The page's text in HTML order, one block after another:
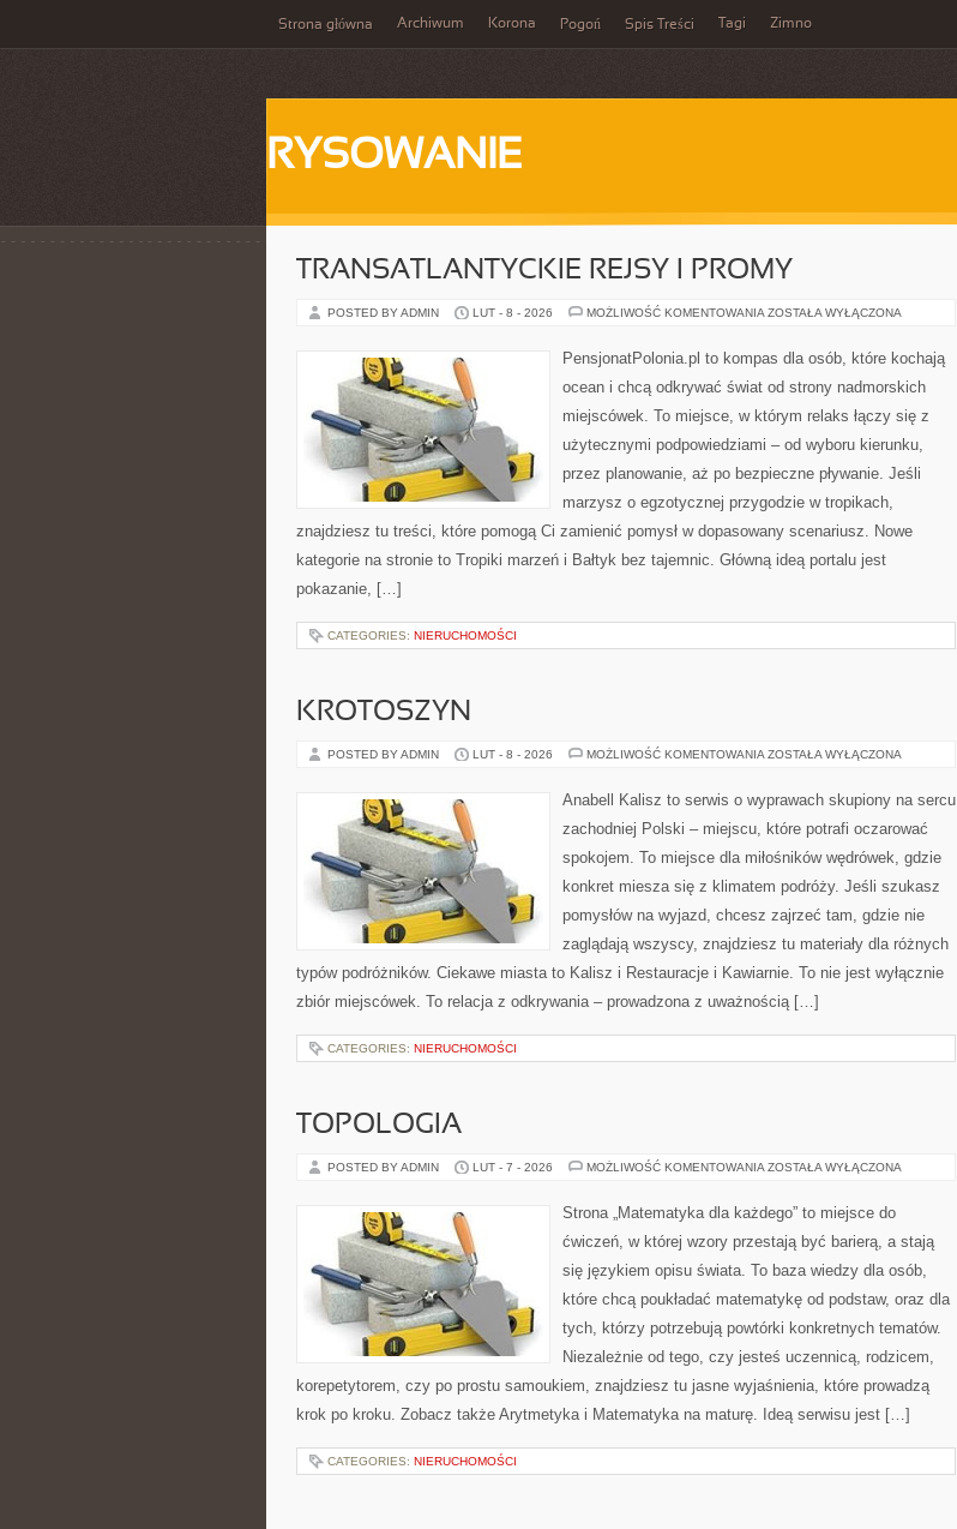
Strona główna Archiwum Korona Pogoń Spis Treści Tagi Zimno
RYSOWANIE
TRANSATLANTYCKIE REJSY I PROMY
POSTED BY ADMIN LUT - 8 - 2026 MOŻLIWOŚĆ KOMENTOWANIA TRANSATLANTYCKIE
PROMY
ZOSTAŁA WYŁĄCZONA
PensjonatPolonia.pl to kompas dla osób, które kochają
ocean i chcą odkrywać świat od strony nadmorskich
miejscówek. To miejsce, w którym relaks łączy się z
użytecznymi podpowiedziami – od wyboru kierunku,
przez planowanie, aż po bezpieczne pływanie. Jeśli
marzysz o egzotycznej przygodzie w tropikach,
znajdziesz tu treści, które pomogą Ci zamienić pomysł w dopasowany scenariusz. Nowe
kategorie na stronie to Tropiki marzeń i Bałtyk bez tajemnic. Główną ideą portalu jest
pokazanie, […]
CATEGORIES: NIERUCHOMOŚCI
KROTOSZYN
POSTED BY ADMIN LUT - 8 - 2026 MOŻLIWOŚĆ KOMENTOWANIA KROTOSZYN
ZOSTAŁA WYŁĄCZONA
Anabell Kalisz to serwis o wyprawach skupiony na sercu
zachodniej Polski – miejscu, które potrafi oczarować
spokojem. To miejsce dla miłośników wędrówek, gdzie
konkret miesza się z klimatem podróży. Jeśli szukasz
pomysłów na wyjazd, chcesz zajrzeć tam, gdzie nie
zaglądają wszyscy, znajdziesz tu materiały dla różnych
typów podróżników. Ciekawe miasta to Kalisz i Restauracje i Kawiarnie. To nie jest wyłącznie
zbiór miejscówek. To relacja z odkrywania – prowadzona z uważnością […]
CATEGORIES: NIERUCHOMOŚCI
TOPOLOGIA
POSTED BY ADMIN LUT - 7 - 2026 MOŻLIWOŚĆ KOMENTOWANIA TOPOLOGIA
ZOSTAŁA WYŁĄCZONA
Strona „Matematyka dla każdego” to miejsce do
ćwiczeń, w której wzory przestają być barierą, a stają
się językiem opisu świata. To baza wiedzy dla osób,
które chcą poukładać matematykę od podstaw, oraz dla
tych, którzy potrzebują powtórki konkretnych tematów.
Niezależnie od tego, czy jesteś uczennicą, rodzicem,
korepetytorem, czy po prostu samoukiem, znajdziesz tu jasne wyjaśnienia, które prowadzą
krok po kroku. Zobacz także Arytmetyka i Matematyka na maturę. Ideą serwisu jest […]
CATEGORIES: NIERUCHOMOŚCI